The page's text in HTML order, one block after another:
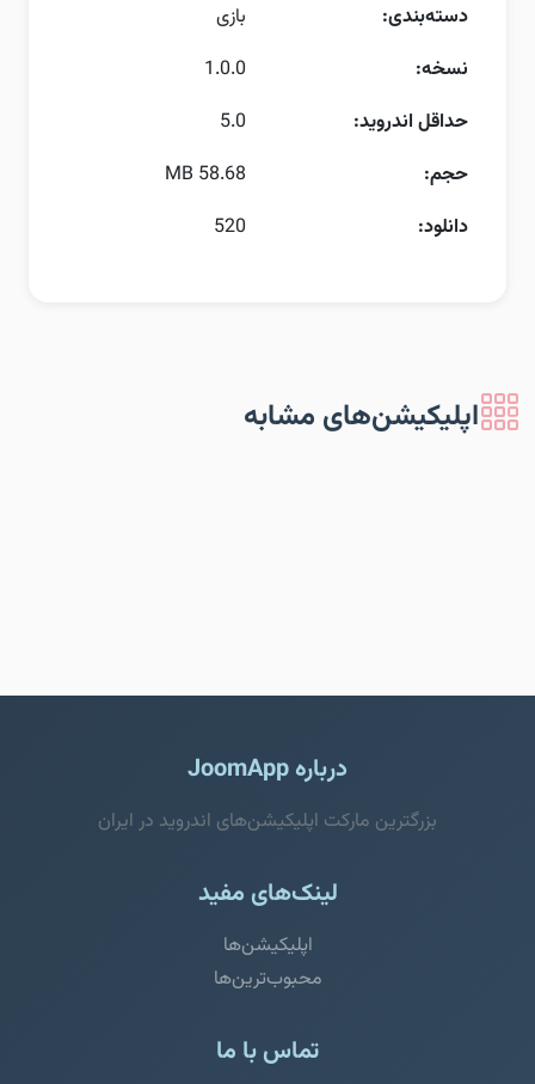
دسته‌بندی:
بازی
نسخه:
1.0.0
حداقل اندروید:
5.0
حجم:
58.68 MB
دانلود:
520
اپلیکیشن‌های مشابه
درباره JoomApp
بزرگترین مارکت اپلیکیشن‌های اندروید در ایران
لینک‌های مفید
اپلیکیشن‌ها
محبوب‌ترین‌ها
تماس با ما